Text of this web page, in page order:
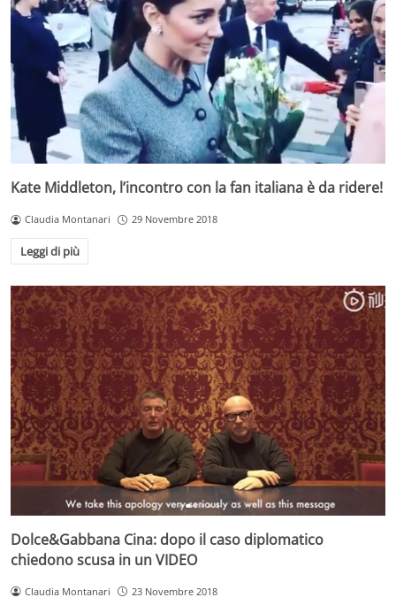
Kate Middleton, l’incontro con la fan italiana è da ridere!
Claudia Montanari 29 Novembre 2018
Leggi di più
Dolce&Gabbana Cina: dopo il caso diplomatico
chiedono scusa in un VIDEO
Claudia Montanari 23 Novembre 2018